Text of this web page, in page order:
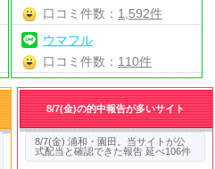
口コミ件数： 1,592件
ウマフル
口コミ件数： 110件
8/7(金)の的中報告が多いサイト
8/7(金) 浦和・園田。当サイトが公
式配当と確認できた報告 延べ106件